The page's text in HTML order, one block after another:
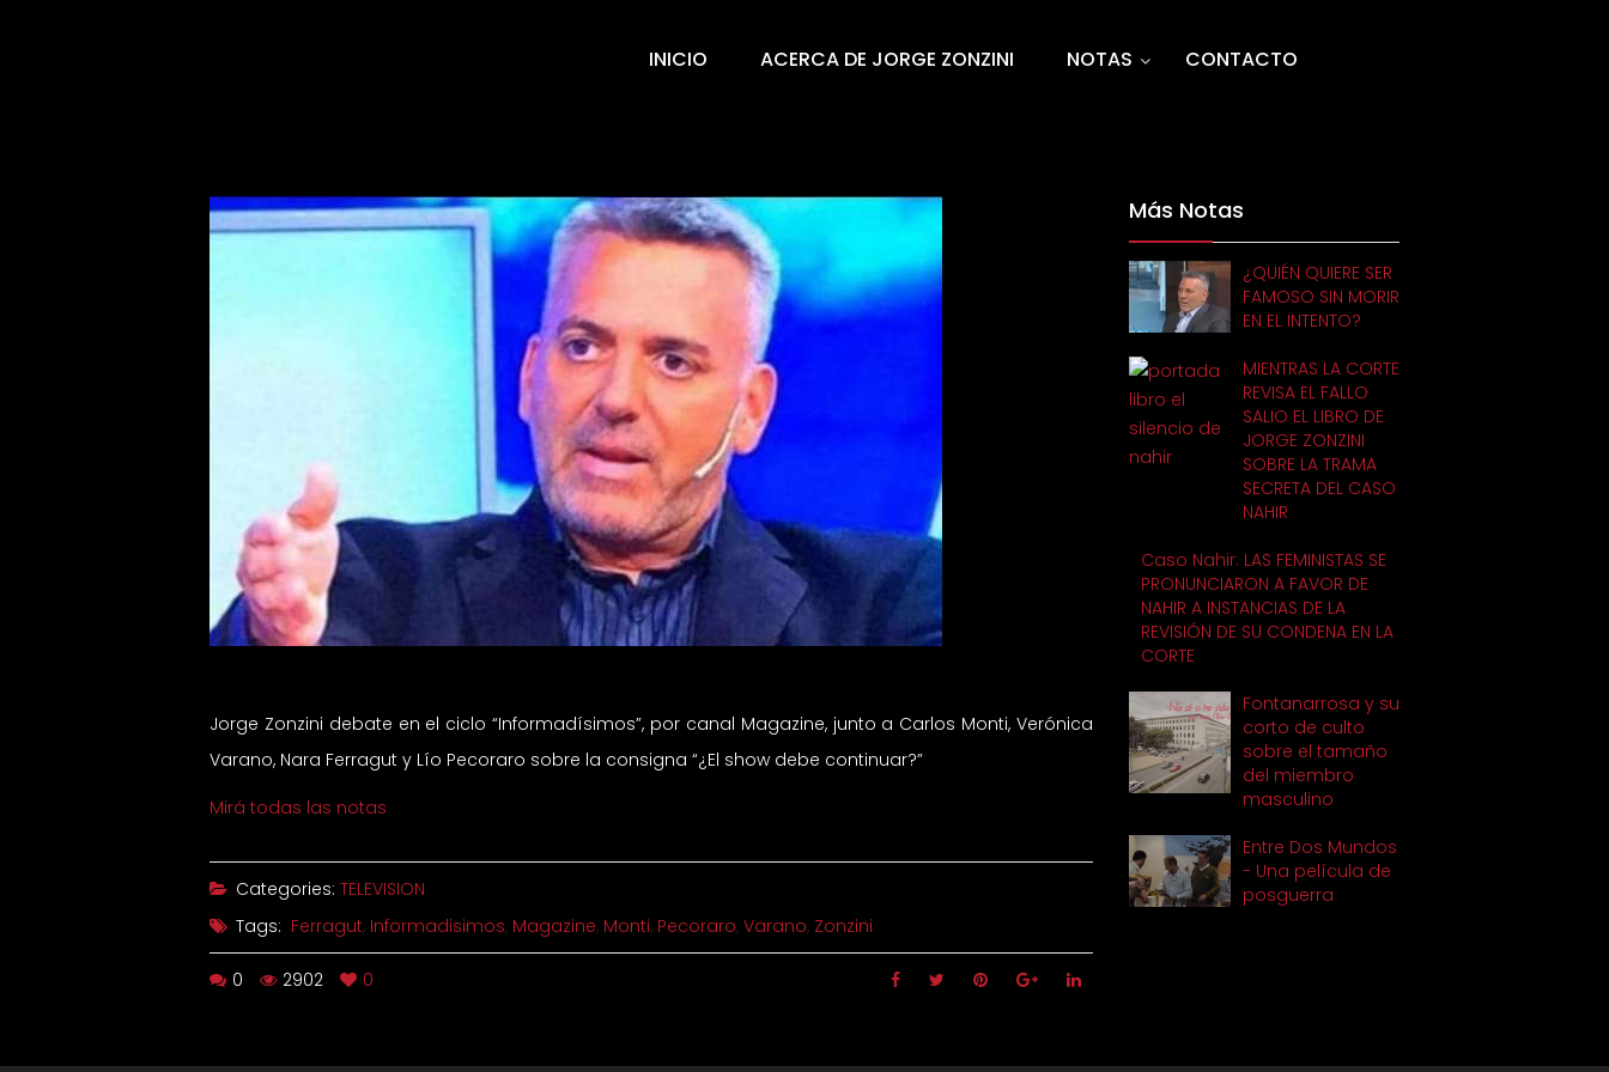
INICIO ACERCA DE JORGE ZONZINI NOTAS CONTACTO
Jorge Zonzini debate en el ciclo “Informadísimos”, por canal Magazine, junto a Carlos Monti, Verónica
Varano, Nara Ferragut y Lío Pecoraro sobre la consigna “¿El show debe continuar?”
Mirá todas las notas
Categories: TELEVISION
Tags: Ferragut, Informadisimos, Magazine, Monti, Pecoraro, Varano, Zonzini
0 2902 0
Más Notas
¿QUIÉN QUIERE SER
FAMOSO SIN MORIR
EN EL INTENTO?
MIENTRAS LA CORTE
REVISA EL FALLO
SALIO EL LIBRO DE
JORGE ZONZINI
SOBRE LA TRAMA
SECRETA DEL CASO
NAHIR
Caso Nahir: LAS FEMINISTAS SE
PRONUNCIARON A FAVOR DE
NAHIR A INSTANCIAS DE LA
REVISIÓN DE SU CONDENA EN LA
CORTE
Fontanarrosa y su
corto de culto
sobre el tamaño
del miembro
masculino
Entre Dos Mundos
- Una película de
posguerra